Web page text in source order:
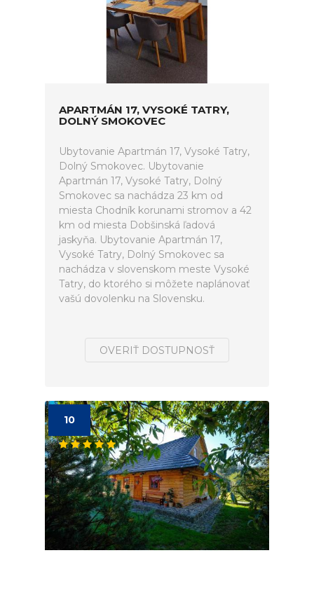
APARTMÁN 17, VYSOKÉ TATRY,
DOLNÝ SMOKOVEC
Ubytovanie Apartmán 17, Vysoké Tatry,
Dolný Smokovec. Ubytovanie
Apartmán 17, Vysoké Tatry, Dolný
Smokovec sa nachádza 23 km od
miesta Chodník korunami stromov a 42
km od miesta Dobšinská ľadová
jaskyňa. Ubytovanie Apartmán 17,
Vysoké Tatry, Dolný Smokovec sa
nachádza v slovenskom meste Vysoké
Tatry, do ktorého si môžete naplánovať
vašú dovolenku na Slovensku.
OVERIŤ DOSTUPNOSŤ
10